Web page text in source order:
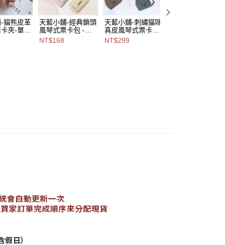
姓名、電話或地址）提供予台灣大哥大進項蒐集、處理及利
司與您本人進行分期帳單所需資料之確認、核對及更正。
服務條款，請詳閱以下連結：https://oppay.tw/userRule
款
，滿NT$1,000(含以上)免運費
取貨
貓熊皮革
夾-單1
A09091
天藍小舖-經典鎖頭
風琴式票卡包 -共7
色-$168【A09091
670】
NT$168
天藍小舖-刺繡貓咪
真皮風琴式票卡夾-
共8
色-$299【A09091
NT$299